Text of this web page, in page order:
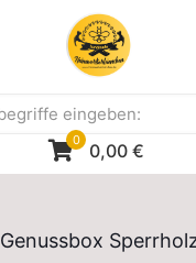
0 0,00 €
Genussbox